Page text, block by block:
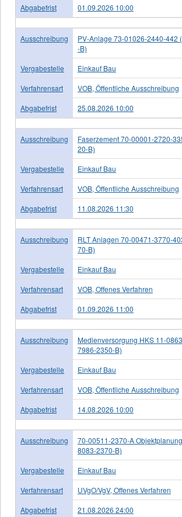
Abgabefrist
01.09.2026 10:00
Ausschreibung
PV-Anlage 73-01026-2440-442
-B)
Vergabestelle
Einkauf Bau
Verfahrensart
VOB, Öffentliche Ausschreibung
Abgabefrist
25.08.2026 10:00
Ausschreibung
Faserzement 70-00001-2720-
20-B)
Vergabestelle
Einkauf Bau
Verfahrensart
VOB, Öffentliche Ausschreibung
Abgabefrist
11.08.2026 11:30
Ausschreibung
RLT Anlagen 70-00471-3770-
70-B)
Vergabestelle
Einkauf Bau
Verfahrensart
VOB, Offenes Verfahren
Abgabefrist
01.09.2026 11:00
Ausschreibung
Medienversorgung HKS 11-
7986-2350-B)
Vergabestelle
Einkauf Bau
Verfahrensart
VOB, Öffentliche Ausschreibung
Abgabefrist
14.08.2026 10:00
Ausschreibung
70-00511-2370-A
8083-2370-B)
Vergabestelle
Einkauf Bau
Verfahrensart
UVgO/VgV, Offenes Verfahren
Abgabefrist
21.08.2026 24:00